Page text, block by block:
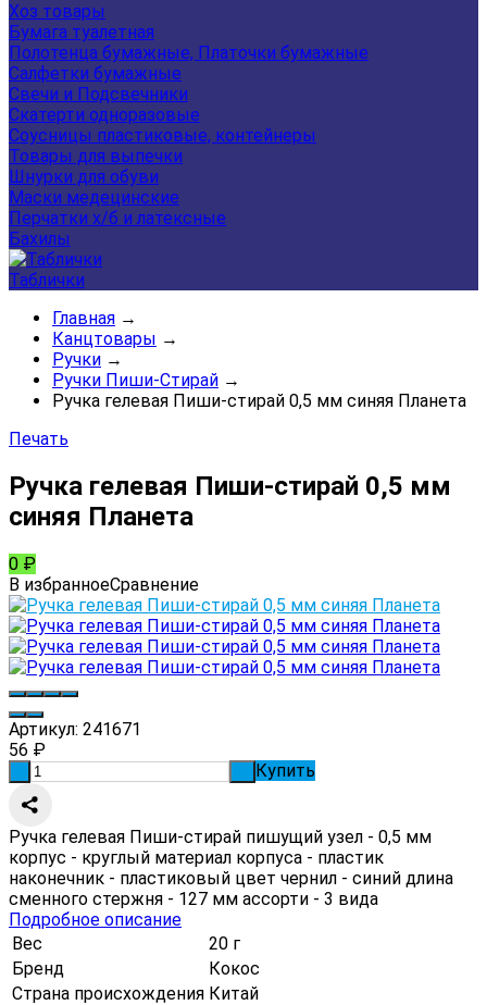
Хоз товары
Бумага туалетная
Полотенца бумажные, Платочки бумажные
Салфетки бумажные
Свечи и Подсвечники
Скатерти одноразовые
Соусницы пластиковые, контейнеры
Товары для выпечки
Шнурки для обуви
Маски медецинские
Перчатки х/б и латексные
Бахилы
Таблички
Главная →
Канцтовары →
Ручки →
Ручки Пиши-Стирай →
Ручка гелевая Пиши-стирай 0,5 мм синяя Планета
Печать
Ручка гелевая Пиши-стирай 0,5 мм
синяя Планета
0 ₽
В избранноеСравнение
Артикул: 241671
56 ₽
Купить
Ручка гелевая Пиши-стирай пишущий узел - 0,5 мм
корпус - круглый материал корпуса - пластик
наконечник - пластиковый цвет чернил - синий длина
сменного стержня - 127 мм ассорти - 3 вида
Подробное описание
Вес
20 г
Бренд
Кокос
Страна происхождения Китай